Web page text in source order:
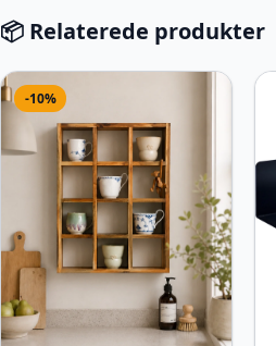
📦 Relaterede produkter
-10%